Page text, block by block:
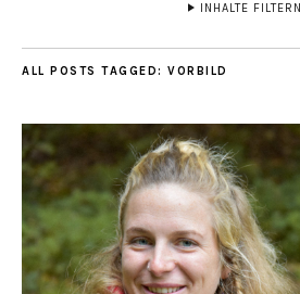
INHALTE FILTERN
ALL POSTS TAGGED: VORBILD